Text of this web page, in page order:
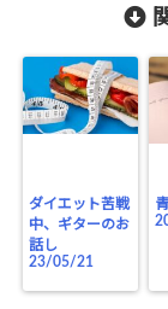
ダイエット苦戦
中、ギターのお
話し
23/05/21